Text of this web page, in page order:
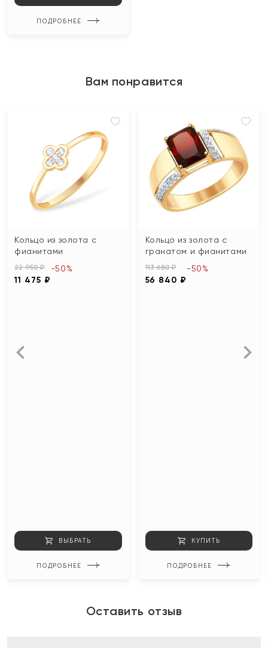
ПОДРОБНЕЕ
Вам понравится
Кольцо из золота с
фианитами
22 950 ₽
11 475 ₽
-50%
ВЫБРАТЬ
ПОДРОБНЕЕ
Кольцо из золота с
гранатом и фианитами
113 680 ₽
56 840 ₽
-50%
КУПИТЬ
ПОДРОБНЕЕ
Оставить отзыв